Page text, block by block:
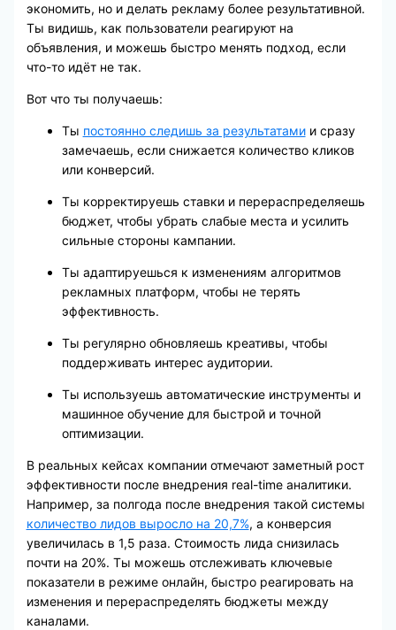
экономить, но и делать рекламу более результативной.
Ты видишь, как пользователи реагируют на
объявления, и можешь быстро менять подход, если
что-то идёт не так.
Вот что ты получаешь:
Ты постоянно следишь за результатамии сразу
замечаешь, если снижается количество кликов
или конверсий.
Ты корректируешь ставки и перераспределяешь
бюджет, чтобы убрать слабые места и усилить
сильные стороны кампании.
Ты адаптируешься к изменениям алгоритмов
рекламных платформ, чтобы не терять
эффективность.
Ты регулярно обновляешь креативы, чтобы
поддерживать интерес аудитории.
Ты используешь автоматические инструменты и
машинное обучение для быстрой и точной
оптимизации.
В реальных кейсах компании отмечают заметный рост
эффективности после внедрения real-time аналитики.
Например, за полгода после внедрения такой системы
количество лидов выросло на 20,7%, а конверсия
увеличилась в 1,5 раза. Стоимость лида снизилась
почти на 20%. Ты можешь отслеживать ключевые
показатели в режиме онлайн, быстро реагировать на
изменения и перераспределять бюджеты между
каналами.